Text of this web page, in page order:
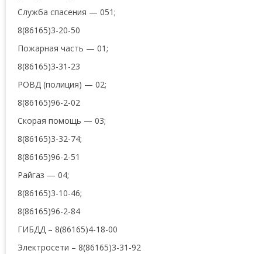
Служба спасения — 051;
8(86165)3-20-50
Пожарная часть — 01;
8(86165)3-31-23
РОВД (полиция) — 02;
8(86165)96-2-02
Скорая помощь — 03;
8(86165)3-32-74;
8(86165)96-2-51
Райгаз — 04;
8(86165)3-10-46;
8(86165)96-2-84
ГИБДД – 8(86165)4-18-00
Электросети – 8(86165)3-31-92